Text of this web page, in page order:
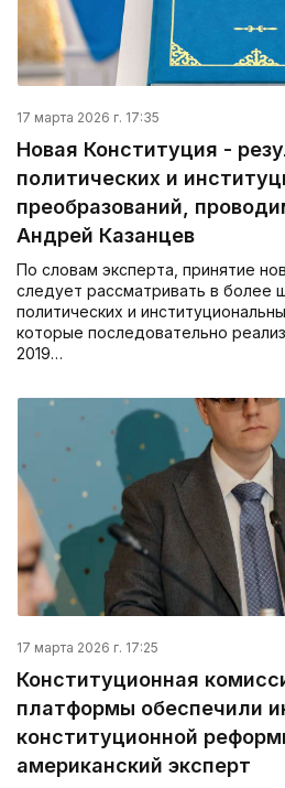
17 марта 2026 г. 17:35
Новая Конституция -
политических и
преобразований,
Андрей Казанцев
По словам эксперта, принятие
следует рассматривать в более
политических и
которые последовательно
2019…
17 марта 2026 г. 17:25
Конституционная
платформы обеспечили
конституционной
американский эксперт